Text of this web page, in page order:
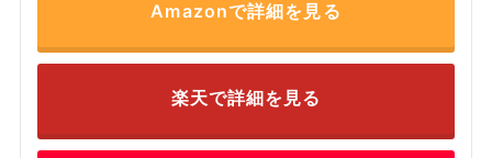
Amazonで詳細を見る
楽天で詳細を見る